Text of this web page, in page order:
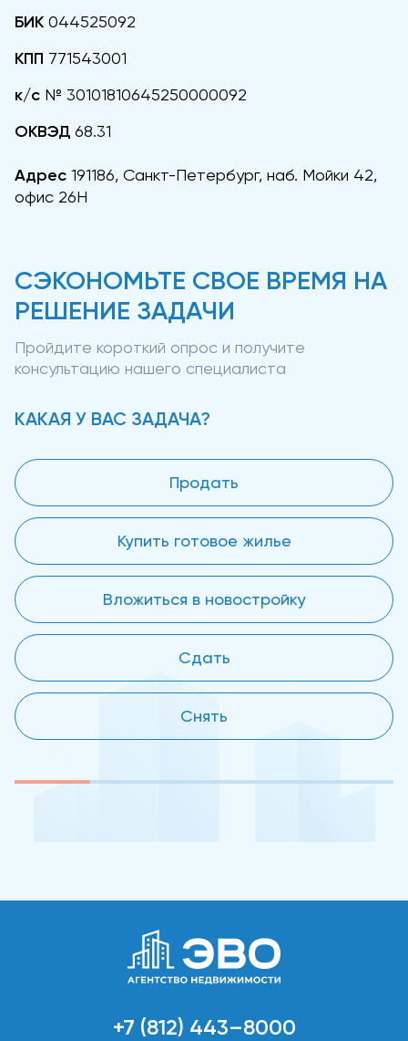
БИК 044525092
КПП 771543001
к/с № 30101810645250000092
ОКВЭД 68.31
Адрес 191186, Санкт-Петербург, наб. Мойки 42,
офис 26Н
СЭКОНОМЬТЕ СВОЕ ВРЕМЯ НА
РЕШЕНИЕ ЗАДАЧИ
Пройдите короткий опрос и получите
консультацию нашего специалиста
КАКАЯ У ВАС ЗАДАЧА?
Продать
Купить готовое жилье
Вложиться в новостройку
Сдать
Снять
+7 (812) 443–8000